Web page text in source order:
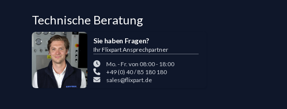
Technische Beratung
Sie haben Fragen?
Ihr Flixpart Ansprechpartner
Mo. - Fr. von 08:00 - 18:00
+49 (0) 40 / 85 180 180
sales@flixpart.de